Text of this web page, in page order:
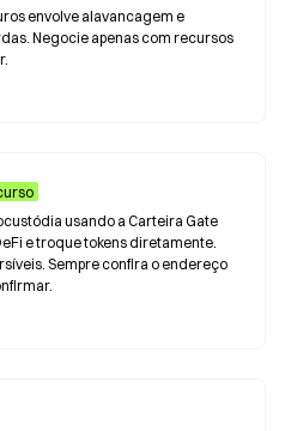
envolve alavancagem e
Negocie apenas com recursos
usando a Carteira Gate
e troque tokens diretamente.
Sempre confira o endereço